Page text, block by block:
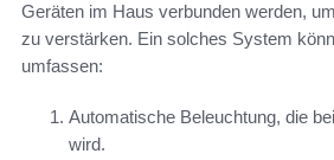
Geräten im Haus verbunden werden,
zu verstärken. Ein solches System
umfassen:
Automatische Beleuchtung, die
wird.